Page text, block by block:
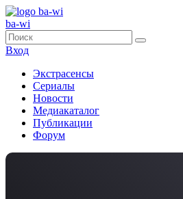
ba-wi
Вход
Экстрасенсы
Сериалы
Новости
Медиакаталог
Публикации
Форум